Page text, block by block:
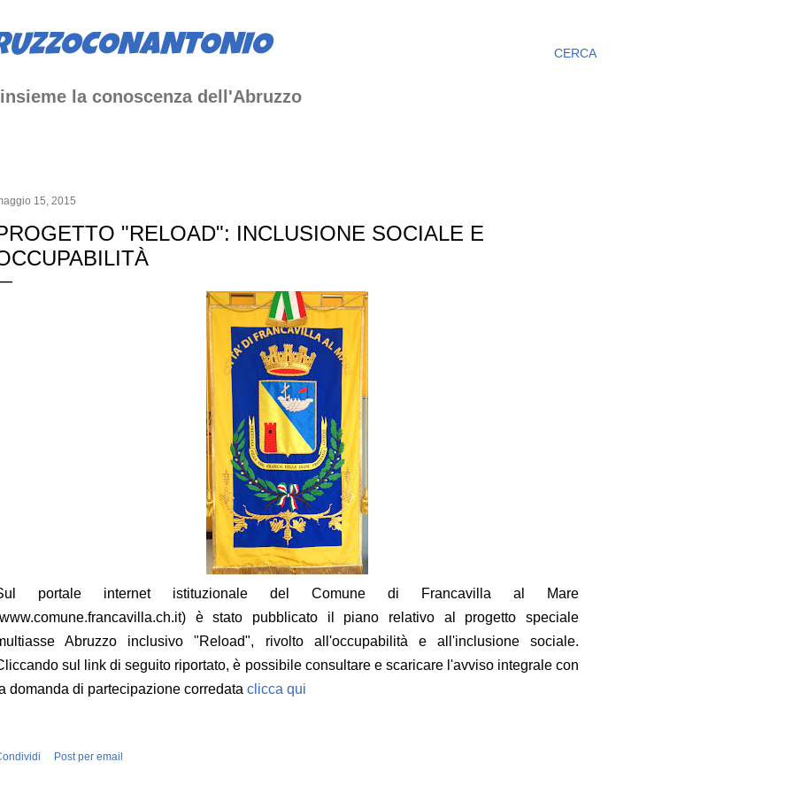
CERCA
la conoscenza dell'Abruzzo
15, 2015
"RELOAD": INCLUSIONE SOCIALE E
portale internet istituzionale del Comune di Francavilla al Mare
è stato pubblicato il piano relativo al progetto speciale
Abruzzo inclusivo "Reload", rivolto all'occupabilità e all'inclusione sociale.
sul link di seguito riportato, è possibile consultare e scaricare l'avviso integrale con
domanda di partecipazione corredata clicca qui
Post per email